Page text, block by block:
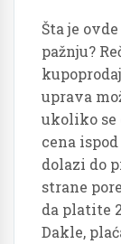
Šta je
pažnju?
uprava
ukoliko se
cena
dolazi do
strane
da platite
Dakle,